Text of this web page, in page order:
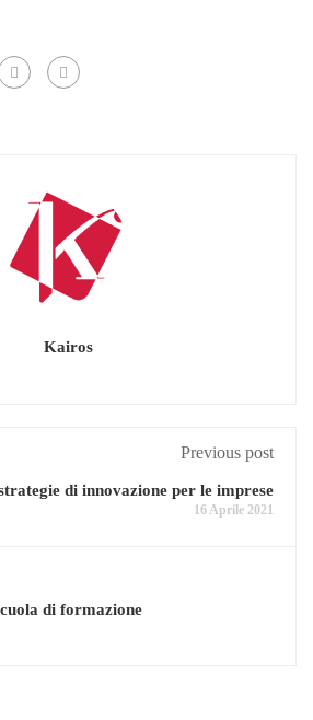
Kairos
Previous post
di innovazione per le imprese
16 Aprile 2021
di formazione